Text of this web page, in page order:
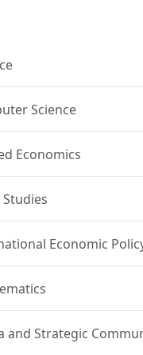
Science
Economics
Economic
and Strategic